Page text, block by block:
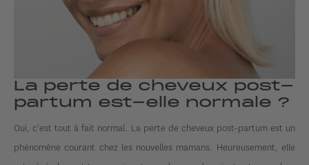
La perte de cheveux post-
partum est-elle normale ?
Oui, c'est tout à fait normal. La perte de cheveux post-partum est un
phénomène courant chez les nouvelles mamans. Heureusement, elle